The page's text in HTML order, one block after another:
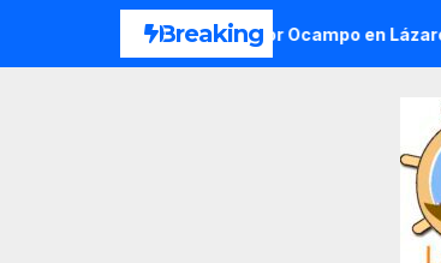
Breaking
del Ejido Melchor Ocampo en Lázaro